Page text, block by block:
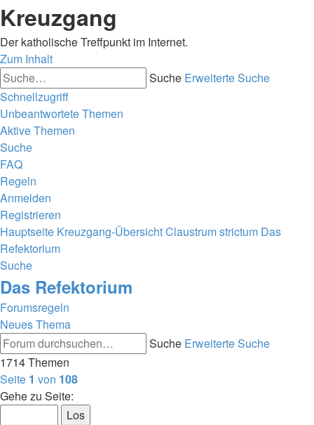
Kreuzgang
Der katholische Treffpunkt im Internet.
Zum Inhalt
Suche Erweiterte Suche
Schnellzugriff
Unbeantwortete Themen
Aktive Themen
Suche
FAQ
Regeln
Anmelden
Registrieren
Hauptseite Kreuzgang-ÜbersichtClaustrum strictum Das
Refektorium
Suche
Das Refektorium
Forumsregeln
Neues Thema
Suche Erweiterte Suche
1714 Themen
Seite 1 von 108
Gehe zu Seite: